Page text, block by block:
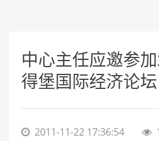
中心主任应邀参
得堡国际经济论坛
2011-11-22 17:36:54